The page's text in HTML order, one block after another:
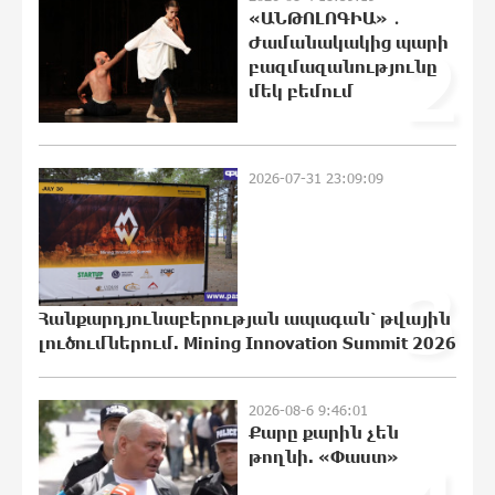
Moody’s-ը IDBank-ի վարկանիշային
հեռանկարը փոխել է դրականի
16:10:04 6-08-2026
Վեհափառի անձնագրի մեջ գրված է՝
Գարեգին Բ․ նույնիսկ քննիչներն ու
դատախազներն են այդպես դիմում
նրան՝ իրենց հավատից ելնելով․
տեսանյութ
Ռեբուսը լուծելու համար, ասեք թե
ինչպե՞ս ՀՀ 29.800 քկմ տարածքը
կրճատվեց. Վարդևանյանը՝
Հովհաննիսյանին
15:09:49 6-08-2026
Ֆասթ Բանկը Սևան Ստարտափ
2
«ԱՆԹՈԼՈԳԻԱ» ․
Ժամանակակից պարի
բազմազանությունը
մեկ բեմում
3
2026-07-31 23:09:09
Հանքարդյունաբերության ապագան՝ թվային
լուծումներում. Mining Innovation Summit 2026
2026-08-6 9:46:01
Քարը քարին չեն
թողնի. «Փաստ»